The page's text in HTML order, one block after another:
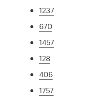
1237
670
1457
128
406
1757